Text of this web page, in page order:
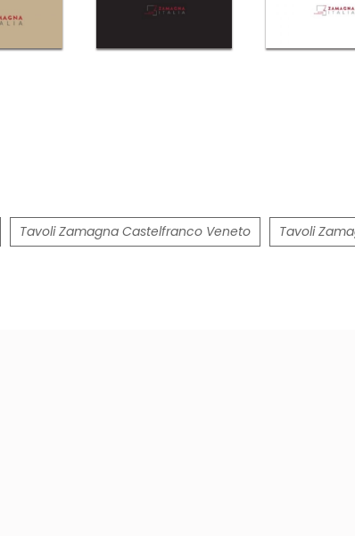
Tavoli Zamagna Castelfranco Veneto Tavoli